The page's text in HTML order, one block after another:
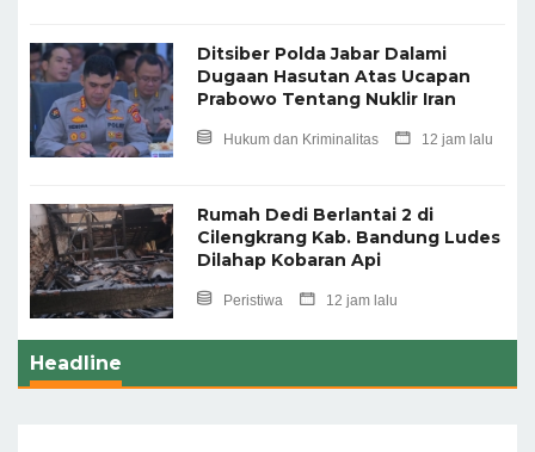
Ditsiber Polda Jabar Dalami
Dugaan Hasutan Atas Ucapan
Prabowo Tentang Nuklir Iran
Hukum dan Kriminalitas 12 jam lalu
Rumah Dedi Berlantai 2 di
Cilengkrang Kab. Bandung Ludes
Dilahap Kobaran Api
Peristiwa 12 jam lalu
Headline